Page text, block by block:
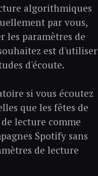
algorithmiques
par vous,
les paramètres de
est d'utiliser
d'écoute.
si vous écoutez
que les fêtes de
lecture comme
Spotify sans
de lecture